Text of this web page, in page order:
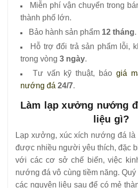
Miễn phí vận chuyển trong
thành phố lớn.
Bảo hành sản phẩm 12 tháng.
Hỗ trợ đổi trả sản phẩm lỗi,
trong vòng 3 ngày.
Tư vấn kỹ thuật, báo giá
nướng đá 24/7.
Làm lạp xưởng nướng
liệu gì?
Lạp xưởng, xúc xích nướng đá
được nhiều người yêu thích, đặc
với các cơ sở chế biến, việc
nướng đá vô cùng tiềm năng.
các nguyên liệu sau để có mẻ